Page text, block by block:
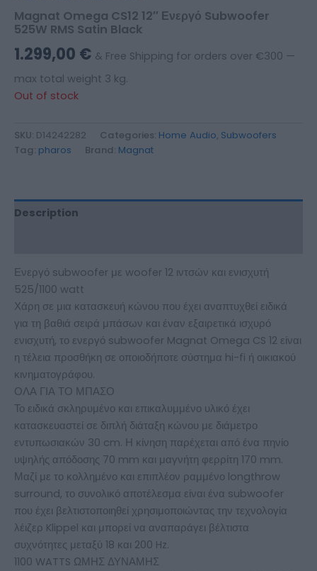
Magnat Omega CS12 12″ Ενεργό Subwoofer
525W RMS Satin Black
1.299,00 € & Free Shipping for orders over €300 —
max total weight 3 kg.
Out of stock
SKU: D14242282 Categories: Home Audio, Subwoofers
Tag: pharos Brand: Magnat
Description
Ενεργό subwoofer με woofer 12 ιντσών και ενισχυτή
525/1100 watt
Χάρη σε μια κατασκευή κώνου που έχει αναπτυχθεί ειδικά
για τη βαθιά σειρά μπάσων και έναν εξαιρετικά ισχυρό
ενισχυτή, το ενεργό subwoofer Magnat Omega CS 12 είναι
η τέλεια προσθήκη σε οποιοδήποτε σύστημα hi-fi ή οικιακού
κινηματογράφου.
ΟΛΑ ΓΙΑ ΤΟ ΜΠΑΣΟ
Το ειδικά σκληρυμένο και επικαλυμμένο υλικό έχει
κατασκευαστεί σε διπλή διάταξη κώνου με διάμετρο
εντυπωσιακών 30 cm. Η κίνηση παρέχεται από ένα πηνίο
υψηλής απόδοσης 70 mm και μαγνήτη φερρίτη 170 mm.
Μαζί με το κολλημένο και επιπλέον ραμμένο longthrow
surround, το συνολικό αποτέλεσμα είναι ένα subwoofer
που έχει βελτιστοποιηθεί χρησιμοποιώντας την τεχνολογία
λέιζερ Klippel και μπορεί να αναπαράγει βέλτιστα
συχνότητες μεταξύ 18 και 200 ​​Hz.
1100 WATTS ΩΜΗΣ ΔΥΝΑΜΗΣ